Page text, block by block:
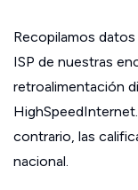
Recopilamos
ISP de nuestras
retroalimentación
contrario, las
nacional.